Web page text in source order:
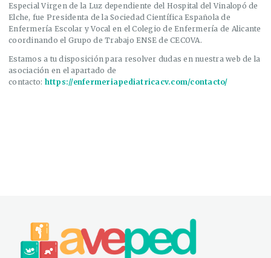
Especial Virgen de la Luz dependiente del Hospital del Vinalopó de
Elche, fue Presidenta de la Sociedad Científica Española de
Enfermería Escolar y Vocal en el Colegio de Enfermería de Alicante
coordinando el Grupo de Trabajo ENSE de CECOVA.
Estamos a tu disposición para resolver dudas en nuestra web de la
asociación en el apartado de
contacto: https://enfermeriapediatricacv.com/contacto/